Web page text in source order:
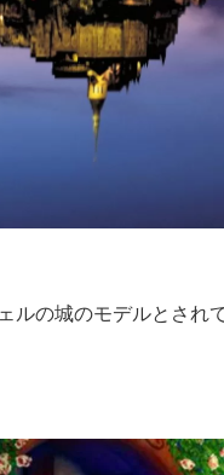
ルの城のモデルとされ